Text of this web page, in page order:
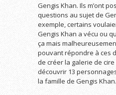
Gengis Khan. Ils m’ont
questions au sujet de
exemple, certains
Gengis Khan a vécu ou
ça mais
pouvant répondre à ces
de créer la galerie de
découvrir 13
la famille de Gengis Khan.